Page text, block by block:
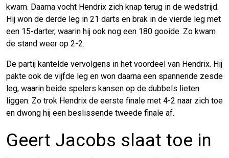
kwam. Daarna vocht Hendrix zich knap terug in de wedstrijd.
Hij won de derde leg in 21 darts en brak in de vierde leg met
een 15-darter, waarin hij ook nog een 180 gooide. Zo kwam
de stand weer op 2-2.
De partij kantelde vervolgens in het voordeel van Hendrix. Hij
pakte ook de vijfde leg en won daarna een spannende zesde
leg, waarin beide spelers kansen op de dubbels lieten
liggen. Zo trok Hendrix de eerste finale met 4-2 naar zich toe
en dwong hij een beslissende tweede finale af.
Geert Jacobs slaat toe in